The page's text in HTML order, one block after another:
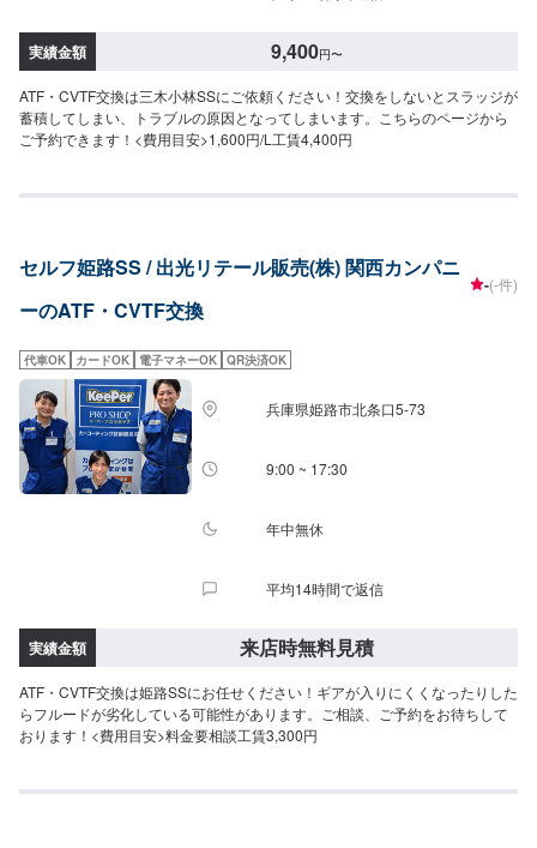
実績金額 9,400円〜
ATF・CVTF交換は三木小林SSにご依頼ください！交換をしないとスラッジが
蓄積してしまい、トラブルの原因となってしまいます。こちらのページから
ご予約できます！<費用目安>1,600円/L工賃4,400円
セルフ姫路SS / 出光リテール販売(株) 関西カンパニ
ーのATF・CVTF交換
-(-件)
代車OK カードOK 電子マネーOK QR決済OK
兵庫県姫路市北条口5-73
9:00 ~ 17:30
年中無休
平均14時間で返信
実績金額 来店時無料見積
ATF・CVTF交換は姫路SSにお任せください！ギアが入りにくくなったりした
らフルードが劣化している可能性があります。ご相談、ご予約をお待ちして
おります！<費用目安>料金要相談工賃3,300円